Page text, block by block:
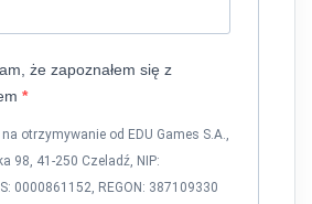
że zapoznałem się z
otrzymywanie od EDU Games S.A.,
98, 41-250 Czeladź, NIP:
0000861152, REGON: 387109330